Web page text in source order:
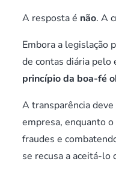
A resposta é não. A
Embora a legislação
de contas diária pelo
princípio da boa-fé
A transparência
empresa, enquanto
fraudes e
se recusa a aceitá-